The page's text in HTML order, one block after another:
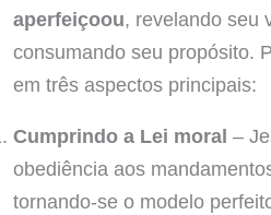
aperfeiçoou, revelando seu
consumando seu propósito.
em três aspectos principais:
Cumprindo a Lei moral –
obediência aos
tornando-se o modelo